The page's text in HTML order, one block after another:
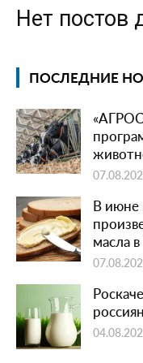
Нет постов
ПОСЛЕДНИЕ
В июне
масла